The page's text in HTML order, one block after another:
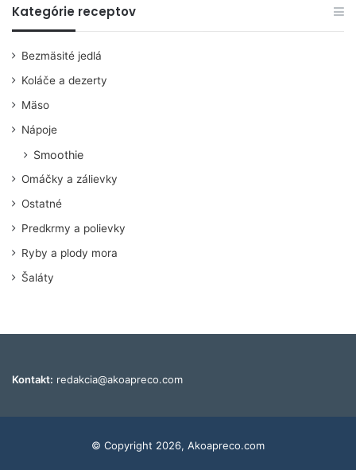
Kategórie receptov
Bezmäsité jedlá
Koláče a dezerty
Mäso
Nápoje
Smoothie
Omáčky a zálievky
Ostatné
Predkrmy a polievky
Ryby a plody mora
Šaláty
Kontakt: redakcia@akoapreco.com
© Copyright 2026, Akoapreco.com